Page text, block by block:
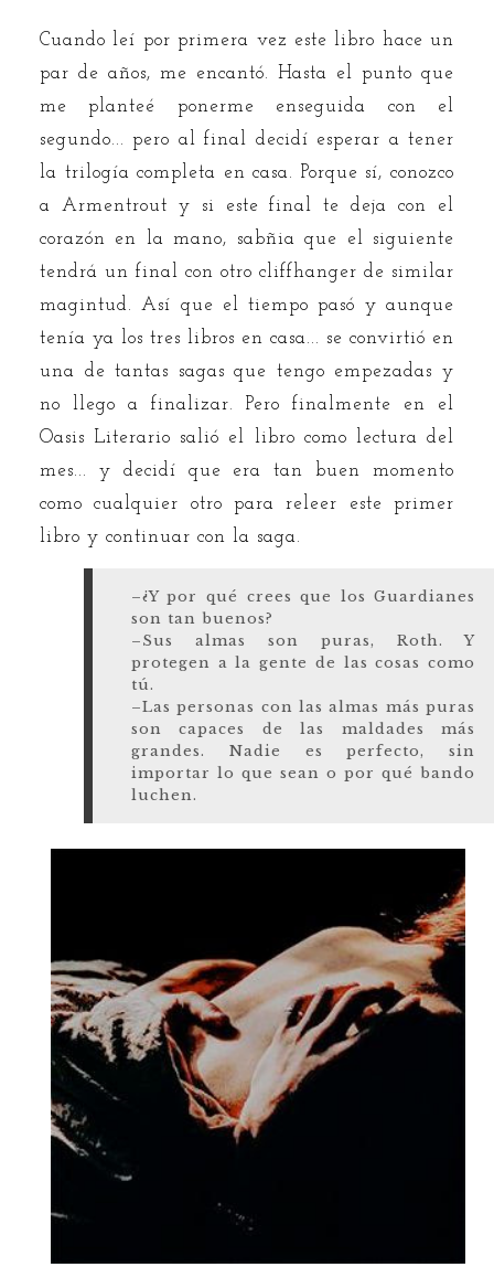
Cuando leí por primera vez este libro hace un
par de años, me encantó. Hasta el punto que
me planteé ponerme enseguida con el
segundo... pero al final decidí esperar a tener
la trilogía completa en casa. Porque sí, conozco
a Armentrout y si este final te deja con el
corazón en la mano, sabñia que el siguiente
tendrá un final con otro cliffhanger de similar
magintud. Así que el tiempo pasó y aunque
tenía ya los tres libros en casa... se convirtió en
una de tantas sagas que tengo empezadas y
no llego a finalizar. Pero finalmente en el
Oasis Literario salió el libro como lectura del
mes... y decidí que era tan buen momento
como cualquier otro para releer este primer
libro y continuar con la saga.
–¿Y por qué crees que los Guardianes
son tan buenos?
–Sus almas son puras, Roth. Y
protegen a la gente de las cosas como
tú.
–Las personas con las almas más puras
son capaces de las maldades más
grandes. Nadie es perfecto, sin
importar lo que sean o por qué bando
luchen.